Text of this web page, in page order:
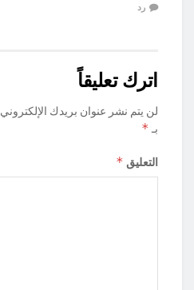
رد
اترك تعليقاً
لن يتم نشر عنوان بريدك الإلكتروني.
بـ *
التعليق *